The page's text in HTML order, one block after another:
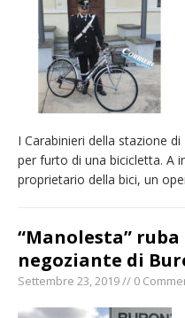
carnevale
Pro Loco
Il Piemonte
naturale per
Crisi idrica:
alcune
Dieci anni
I Carabinieri della stazione
per furto di una bicicletta. A
proprietario della bici, un
“Manolesta”
negoziante di
Settembre 23, 2019 // 0